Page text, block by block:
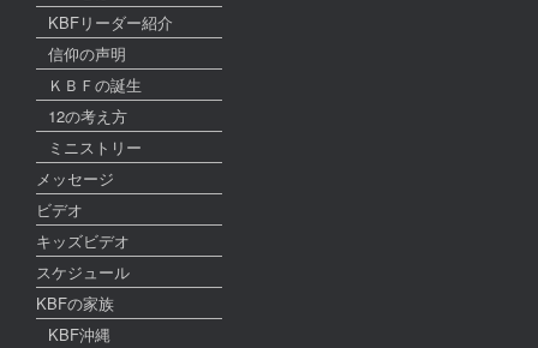
KBFリーダー紹介
信仰の声明
ＫＢＦの誕生
12の考え方
ミニストリー
メッセージ
ビデオ
キッズビデオ
スケジュール
KBFの家族
KBF沖縄